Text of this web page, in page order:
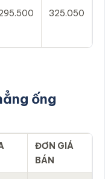
325.050
ống
ĐƠN GIÁ
BÁN